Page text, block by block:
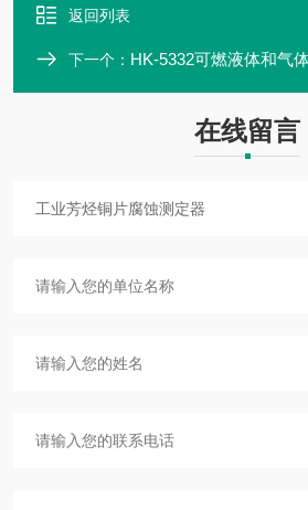
返回列表
下一个： HK-5332可燃液体和气
在线留言